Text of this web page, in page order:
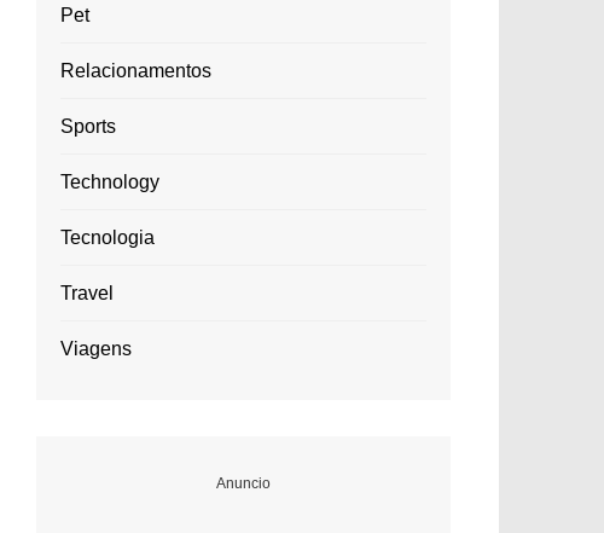
Pet
Relacionamentos
Sports
Technology
Tecnologia
Travel
Viagens
Anuncio